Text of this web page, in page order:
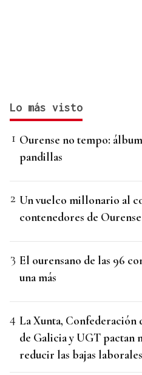
Lo más visto
Ourense no tempo:
pandillas
Un vuelco millonario al
contenedores de Ourense
El ourensano de las 96
una más
La Xunta, Confederación
de Galicia y UGT pactan
reducir las bajas laborales